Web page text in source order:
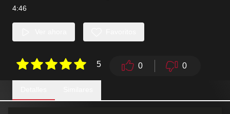
4:46
5 0 0